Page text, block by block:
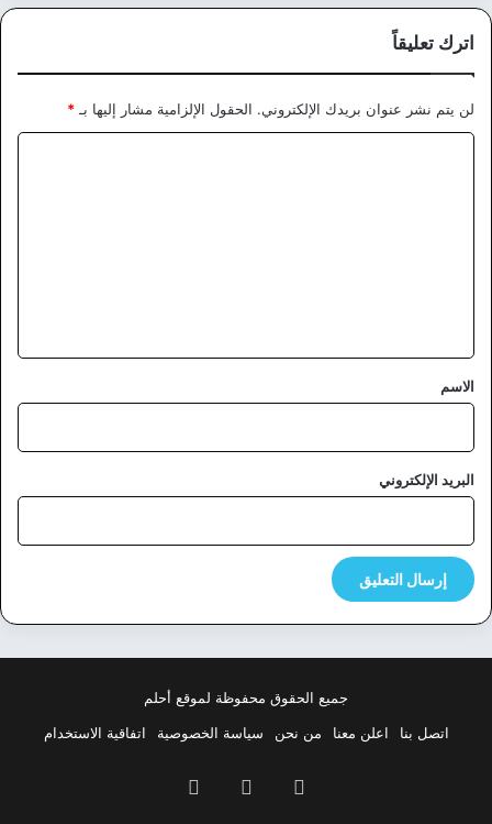
اترك تعليقاً
لن يتم نشر عنوان بريدك الإلكتروني. الحقول الإلزامية مشار إليها بـ *
*
الاسم
البريد الإلكتروني
جميع الحقوق محفوظة لموقع أحلم
اتصل بنا
اعلن معنا من نحن سياسة الخصوصية اتفاقية الاستخدام
فيسبوك